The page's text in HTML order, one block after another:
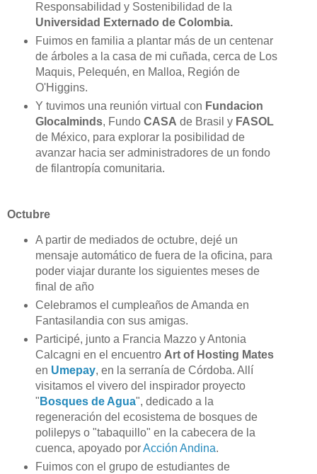
Responsabilidad y Sostenibilidad de la
Universidad Externado de Colombia.
Fuimos en familia a plantar más de un centenar
de árboles a la casa de mi cuñada, cerca de Los
Maquis, Pelequén, en Malloa, Región de
O'Higgins.
Y tuvimos una reunión virtual con Fundacion
Glocalminds, Fundo CASA de Brasil y FASOL
de México, para explorar la posibilidad de
avanzar hacia ser administradores de un fondo
de filantropía comunitaria.
Octubre
A partir de mediados de octubre, dejé un
mensaje automático de fuera de la oficina, para
poder viajar durante los siguientes meses de
final de año
Celebramos el cumpleaños de Amanda en
Fantasilandia con sus amigas.
Participé, junto a Francia Mazzo y Antonia
Calcagni en el encuentro Art of Hosting Mates
en Umepay, en la serranía de Córdoba. Allí
visitamos el vivero del inspirador proyecto
" Bosques de Agua", dedicado a la
regeneración del ecosistema de bosques de
polilepys o "tabaquillo" en la cabecera de la
cuenca, apoyado porAcción Andina.
Fuimos con el grupo de estudiantes de